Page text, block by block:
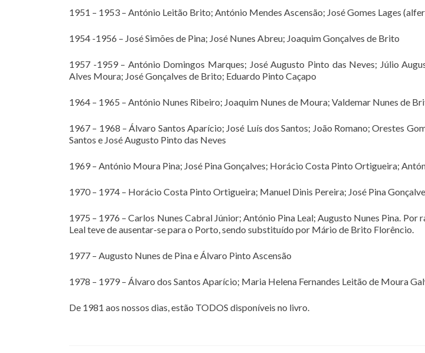
1951 – 1953 – António Leitão Brito; António Mendes Ascensão; José Gomes Lages
1954 -1956 – José Simões de Pina; José Nunes Abreu; Joaquim Gonçalves de Brito
1957 -1959 – António Domingos Marques; José Augusto Pinto das Neves; Júlio
Alves Moura; José Gonçalves de Brito; Eduardo Pinto Caçapo
1964 – 1965 – António Nunes Ribeiro; Joaquim Nunes de Moura; Valdemar Nunes de
1967 – 1968 – Álvaro Santos Aparício; José Luís dos Santos; João Romano; Orestes
Santos e José Augusto Pinto das Neves
1969 – António Moura Pina; José Pina Gonçalves; Horácio Costa Pinto Ortigueira;
1970 – 1974 – Horácio Costa Pinto Ortigueira; Manuel Dinis Pereira; José Pina
1975 – 1976 – Carlos Nunes Cabral Júnior; António Pina Leal; Augusto Nunes Pina. Por
Leal teve de ausentar-se para o Porto, sendo substituído por Mário de Brito Florêncio.
1977 – Augusto Nunes de Pina e Álvaro Pinto Ascensão
1978 – 1979 – Álvaro dos Santos Aparício; Maria Helena Fernandes Leitão de Moura
De 1981 aos nossos dias, estão TODOS disponíveis no livro.